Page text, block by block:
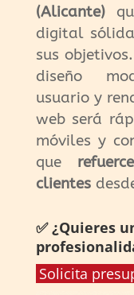
(Alicante)
digital
sus
diseño
usuario y
web será
móviles y
que
clientes
✅ ¿Quieres
Solicita